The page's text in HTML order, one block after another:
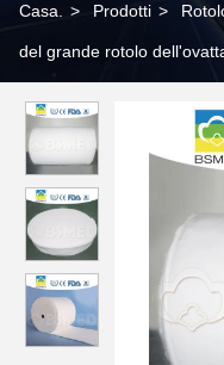
Casa. > Prodotti >
del grande rotolo